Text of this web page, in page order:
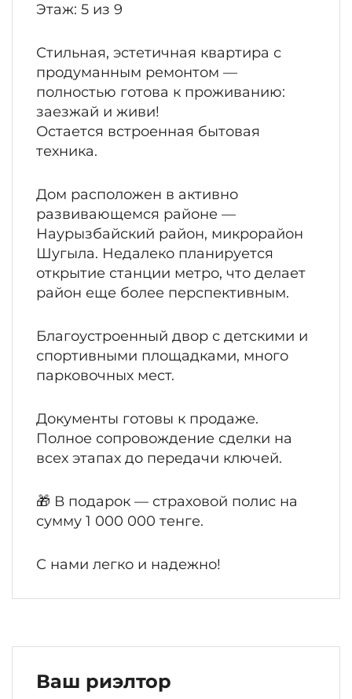
Этаж: 5 из 9
Стильная, эстетичная квартира с
продуманным ремонтом —
полностью готова к проживанию:
заезжай и живи!
Остается встроенная бытовая
техника.
Дом расположен в активно
развивающемся районе —
Наурызбайский район, микрорайон
Шугыла. Недалеко планируется
открытие станции метро, что делает
район еще более перспективным.
Благоустроенный двор с детскими и
спортивными площадками, много
парковочных мест.
Документы готовы к продаже.
Полное сопровождение сделки на
всех этапах до передачи ключей.
🎁 В подарок — страховой полис на
сумму 1 000 000 тенге.
С нами легко и надежно!
Ваш риэлтор